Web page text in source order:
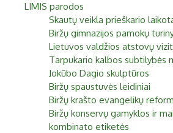
Šeimoms
Biržai ir Radvilos
Biržų tvirtovės arsenalas
Religijos
Biržai XIX a.
Biržai XX a.
Pr An Tr Ke
LIMIS parodos
Skautų veikla prieškario
Biržų gimnazijos pamokų
Lietuvos valdžios atstovų
Tarpukario kalbos subtilybės
Jokūbo Dagio skulptūros
Biržų spaustuvės leidiniai
Biržų krašto evangelikų
Biržų konservų gamyklos ir
kombinato etiketės